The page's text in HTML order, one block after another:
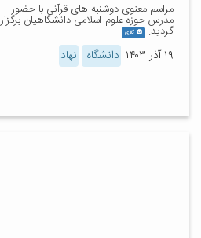
مراسم معنوی دوشنبه های قرآنی با حضور
مدرس حوزه علوم اسلامی دانشگاهیان برگزار
گردید. گالری
۱۹ آذر ۱۴۰۳ دانشگاه نهاد